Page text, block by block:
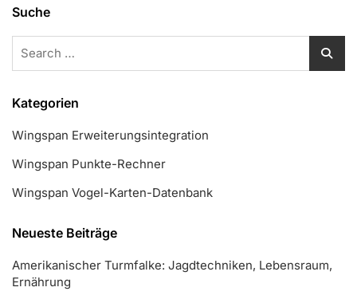
Suche
Kategorien
Wingspan Erweiterungsintegration
Wingspan Punkte-Rechner
Wingspan Vogel-Karten-Datenbank
Neueste Beiträge
Amerikanischer Turmfalke: Jagdtechniken, Lebensraum,
Ernährung